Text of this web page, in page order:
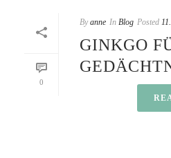
0
By anne In Blog Posted
GINKGO